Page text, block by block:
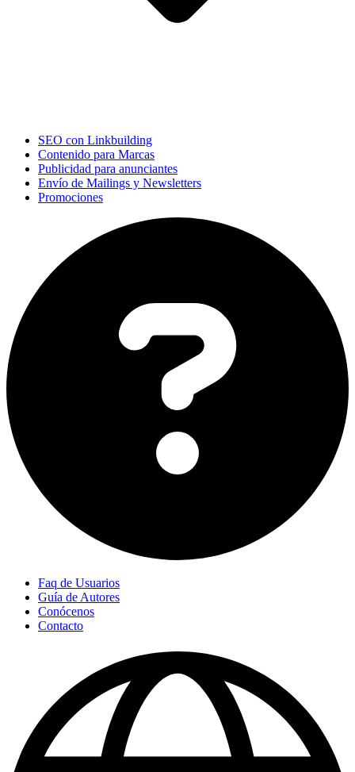
SEO con Linkbuilding
Contenido para Marcas
Publicidad para anunciantes
Envío de Mailings y Newsletters
Promociones
Faq de Usuarios
Guía de Autores
Conócenos
Contacto